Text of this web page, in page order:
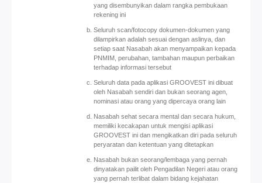
yang disembunyikan dalam rangka pembukaan
rekening ini
Seluruh scan/fotocopy dokumen-dokumen yang
dilampirkan adalah sesuai dengan aslinya, dan
setiap saat Nasabah akan menyampaikan kepada
PNMIM, perubahan, tambahan maupun perbaikan
terhadap informasi tersebut
Seluruh data pada aplikasi GROOVEST ini dibuat
oleh Nasabah sendiri dan bukan seorang agen,
nominasi atau orang yang dipercaya orang lain
Nasabah sehat secara mental dan secara hukum,
memiliki kecakapan untuk mengisi aplikasi
GROOVEST ini dan mengikatkan diri pada seluruh
peryaratan dan ketentuan yang ditetapkan
Nasabah bukan seorang/lembaga yang pernah
dinyatakan pailit oleh Pengadilan Negeri atau orang
yang pernah terlibat dalam bidang kejahatan